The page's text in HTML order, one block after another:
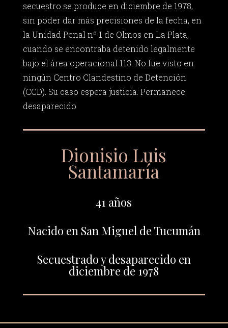
secuestro se produce en diciembre de 1978,
sin poder dar más precisiones de la fecha, en
la Unidad Penal nº 1 de Olmos en La Plata,
cuando se encontraba detenido legalmente
bajo el área operacional 113. No fue visto en
ningún Centro Clandestino de Detención
(CCD). Su caso espera justicia. Permanece
desaparecido
Dionisio Luis
Santamaría
41 años
Nacido en San Miguel de Tucumán
Secuestrado y desaparecido en
diciembre de 1978